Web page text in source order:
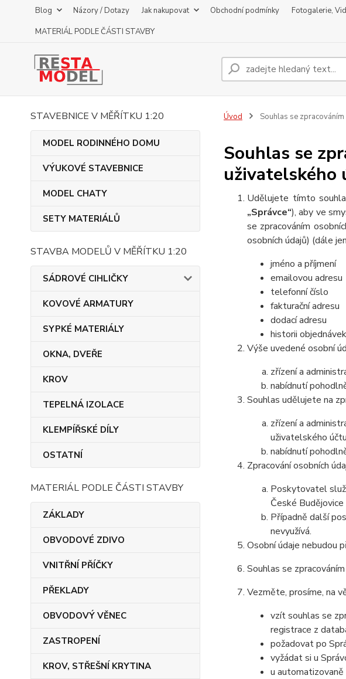
Blog Názory / Dotazy Jak nakupovat Obchodní podmínky Fotogalerie,
MATERIÁL PODLE ČÁSTI STAVBY
STAVEBNICE V MĚŘÍTKU 1:20
MODEL RODINNÉHO DOMU
VÝUKOVÉ STAVEBNICE
MODEL CHATY
SETY MATERIÁLŮ
STAVBA MODELŮ V MĚŘÍTKU 1:20
SÁDROVÉ CIHLIČKY
KOVOVÉ ARMATURY
SYPKÉ MATERIÁLY
OKNA, DVEŘE
KROV
TEPELNÁ IZOLACE
KLEMPÍŘSKÉ DÍLY
OSTATNÍ
MATERIÁL PODLE ČÁSTI STAVBY
ZÁKLADY
OBVODOVÉ ZDIVO
VNITŘNÍ PŘÍČKY
PŘEKLADY
OBVODOVÝ VĚNEC
ZASTROPENÍ
KROV, STŘEŠNÍ KRYTINA
Úvod Souhlas se
Souhlas se
uživatelského
Udělujete tímto
„Správce“), aby ve
se zpracováním
osobních údajů) (dále jen
jméno a příjmení
emailovou adresu
telefonní číslo
fakturační adresu
dodací adresu
historii objednávek
Výše uvedené osobní
zřízení a
nabídnutí
Souhlas udělujete na
zřízení a
uživatelského
nabídnutí
Zpracování osobních
Poskytovatel
České Budějovice
Případně další
nevyužívá.
Osobní údaje nebudou
Souhlas se
Vezměte, prosíme, na
vzít souhlas se
registrace z
požadovat po
vyžádat si u
u